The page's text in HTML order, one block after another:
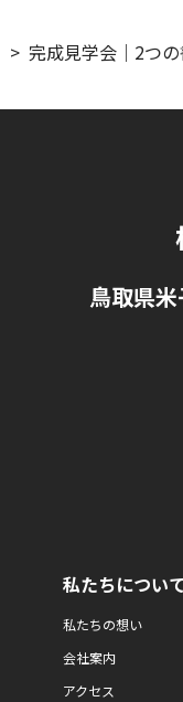
完成見学会｜2つ
鳥取県
私たちについ
私たちの想い
会社案内
アクセス